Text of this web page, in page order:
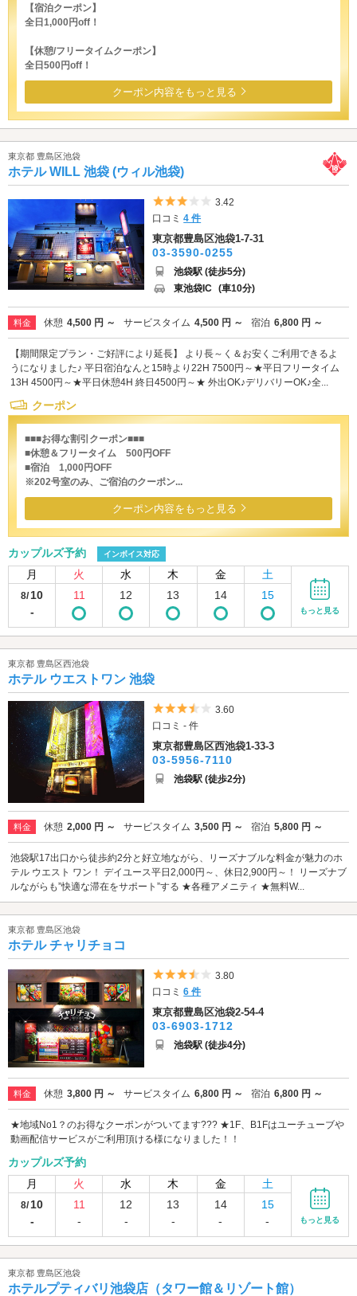
【宿泊クーポン】
全日1,000円off！
【休憩/フリータイムクーポン】
全日500円off！
クーポン内容をもっと見る
東京都 豊島区池袋
ホテル WILL 池袋 (ウィル池袋)
5つ星のうち3
3.42
口コミ4 件
東京都豊島区池袋1-7-31
03-3590-0255
池袋駅 (徒歩5分)
東池袋IC (車10分)
料金 休憩 4,500 円 ～ サービスタイム 4,500 円 ～ 宿泊 6,800 円 ～
【期間限定プラン・ご好評により延長】 より長～く＆お安くご利用できるよ
うになりました♪ 平日宿泊なんと15時より22H 7500円～★平日フリータイム
13H 4500円～★平日休憩4H 終日4500円～★ 外出OK♪デリバリーOK♪全...
クーポン
■■■お得な割引クーポン■■■
■休憩＆フリータイム 500円OFF
■宿泊 1,000円OFF
※202号室のみ、ご宿泊のクーポン...
クーポン内容をもっと見る
カップルズ予約 インボイス対応
月 火 水 木 金 土
8/ 10
-
11 12 13 14 15
もっと見る
東京都 豊島区西池袋
ホテル ウエストワン 池袋
5つ星のうち3.5
3.60
口コミ - 件
東京都豊島区西池袋1-33-3
03-5956-7110
池袋駅 (徒歩2分)
料金 休憩 2,000 円 ～ サービスタイム 3,500 円 ～ 宿泊 5,800 円 ～
池袋駅17出口から徒歩約2分と好立地ながら、リーズナブルな料金が魅力のホ
テル ウエスト ワン！ デイユース平日2,000円～、休日2,900円～！ リーズナブ
ルながらも”快適な滞在をサポート”する ★各種アメニティ ★無料W...
東京都 豊島区池袋
ホテル チャリチョコ
5つ星のうち3.5
3.80
口コミ6 件
東京都豊島区池袋2-54-4
03-6903-1712
池袋駅 (徒歩4分)
料金 休憩 3,800 円 ～ サービスタイム 6,800 円 ～ 宿泊 6,800 円 ～
★地域No1？のお得なクーポンがついてます??? ★1F、B1Fはユーチューブや
動画配信サービスがご利用頂ける様になりました！！
カップルズ予約
月
火 水 木 金 土
8/ 10
-
11
-
12
-
13
-
14
-
15
-
もっと見る
東京都 豊島区池袋
ホテルプティバリ池袋店（タワー館＆リゾート館）